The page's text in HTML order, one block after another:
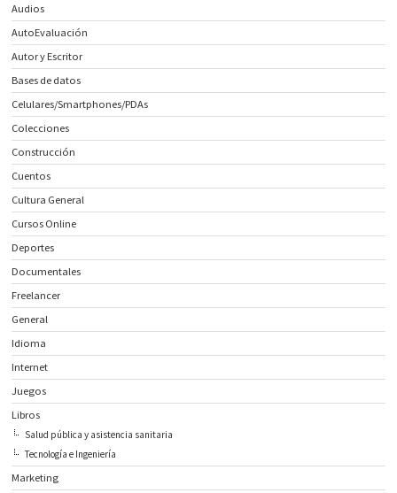
Audios
AutoEvaluación
Autor y Escritor
Bases de datos
Celulares/Smartphones/PDAs
Colecciones
Construcción
Cuentos
Cultura General
Cursos Online
Deportes
Documentales
Freelancer
General
Idioma
Internet
Juegos
Libros
Salud pública y asistencia sanitaria
Tecnología e Ingeniería
Marketing